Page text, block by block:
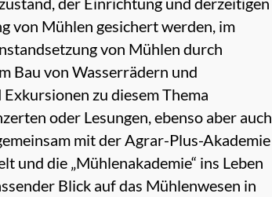
von Mühlen gesichert werden, im
von Mühlen durch
Bau von Wasserrädern und
zu diesem Thema
oder Lesungen, ebenso aber auch
mit der Agrar-Plus-Akademie
und die „Mühlenakademie“ ins Leben
Blick auf das Mühlenwesen in